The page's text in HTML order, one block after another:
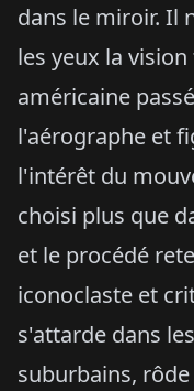
dans le miroir. Il
les yeux la
américaine
l'aérographe et
l'intérêt du
choisi plus que
et le procédé
iconoclaste et
s'attarde dans
suburbains,